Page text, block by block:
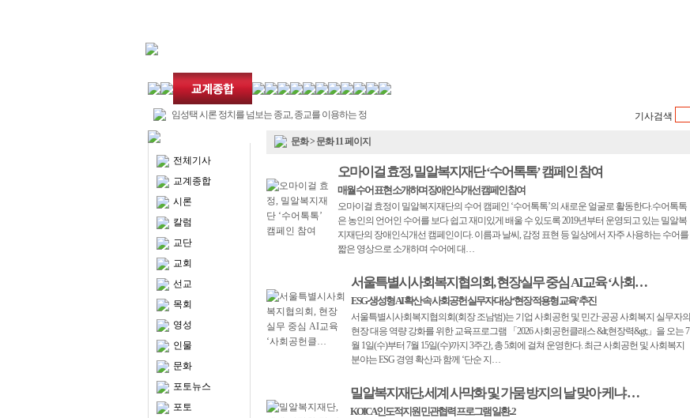
케냐 성평등·문화·아동복지부 장관, 밀알학교 방문
신간도서 교회(에센셜시리즈 6)
임성택 시론 정치를 넘보는 종교, 종교를 이용하는 정
성서공회 평택산성교회 후원 코스타리카에 성경 기
증식
김진홍 칼럼 8월 말씀잔치 초청
샬롬나비 호르무즈 해협 안전항행 확보 참여에 대해
굿네이버스, 보호체계 간 자립지원 격차 해소 위한 입
법 제안
서울특별시사회복지협, 2026 사회공헌클래스 ‘현장
력’ 프로그…
밀알복지재단 굿윌스토어, 전북 3호점 개점..
기사검색
전체기사
교계종합
시론
칼럼
교단
교회
선교
목회
영성
인물
문화
포토뉴스
포토
문화 > 문화 11 페이지
오마이걸 효정, 밀알복지재단 ‘수어톡톡’ 캠페인 참여
매월 수어 표현 소개하며 장애인식개선 캠페인 참여
오마이걸 효정이 밀알복지재단의 수어 캠페인 ‘수어톡톡’의 새로운 얼굴로 활동한다.수어톡톡
은 농인의 언어인 수어를 보다 쉽고 재미있게 배울 수 있도록 2019년부터 운영되고 있는 밀알복
지재단의 장애인식개선 캠페인이다. 이름과 날씨, 감정 표현 등 일상에서 자주 사용하는 수어를
짧은 영상으로 소개하며 수어에 대…
서울특별시사회복지협의회, 현장실무 중심 AI교육 ‘사회…
ESG·생성형 AI 확산 속 사회공헌 실무자 대상 ‘현장 적용형 교육’ 추진
서울특별시사회복지협의회(회장 조남범)는 기업 사회공헌 및 민간·공공 사회복지 실무자의
현장 대응 역량 강화를 위한 교육프로그램 「2026 사회공헌클래스 &lt;현장력&gt;」을 오는 7
월 1일(수)부터 7월 15일(수)까지 3주간, 총 5회에 걸쳐 운영한다. 최근 사회공헌 및 사회복지
분야는 ESG 경영 확산과 함께 ‘단순 지…
밀알복지재단, 세계 사막화 및 가뭄 방지의 날 맞아 케냐 …
KOICA 인도적지원 민관협력 프로그램 일환...2